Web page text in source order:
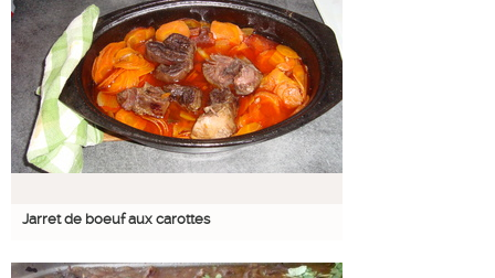
Jarret de boeuf aux carottes